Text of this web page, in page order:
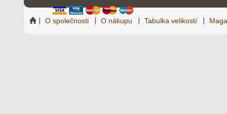
O společnosti O nákupu Tabulka velikostí